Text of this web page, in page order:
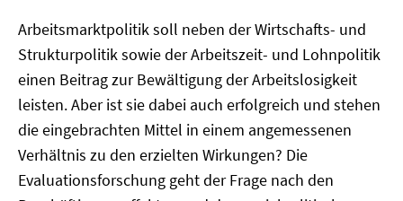
Arbeitsmarktpolitik soll neben der Wirtschafts- und
Strukturpolitik sowie der Arbeitszeit- und Lohnpolitik
einen Beitrag zur Bewältigung der Arbeitslosigkeit
leisten. Aber ist sie dabei auch erfolgreich und stehen
die eingebrachten Mittel in einem angemessenen
Verhältnis zu den erzielten Wirkungen? Die
Evaluationsforschung geht der Frage nach den